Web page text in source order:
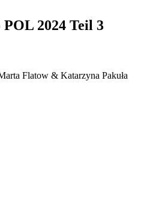
2024 Teil 3
Flatow & Katarzyna Pakuła